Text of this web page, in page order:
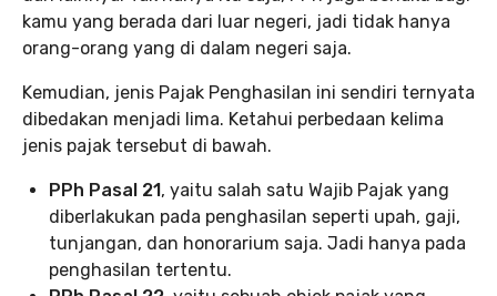
kamu yang berada dari luar negeri, jadi tidak hanya
orang-orang yang di dalam negeri saja.
Kemudian, jenis Pajak Penghasilan ini sendiri ternyata
dibedakan menjadi lima. Ketahui perbedaan kelima
jenis pajak tersebut di bawah.
PPh Pasal 21 , yaitu salah satu Wajib Pajak yang
diberlakukan pada penghasilan seperti upah, gaji,
tunjangan, dan honorarium saja. Jadi hanya pada
penghasilan tertentu.